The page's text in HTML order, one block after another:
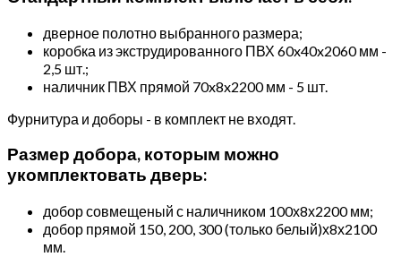
дверное полотно выбранного размера;
коробка из экструдированного ПВХ 60x40x2060 мм -
2,5 шт.;
наличник ПВХ прямой 70x8x2200 мм - 5 шт.
Фурнитура и доборы - в комплект не входят.
Размер добора, которым можно
укомплектовать дверь:
добор совмещеный с наличником 100х8х2200 мм;
добор прямой 150, 200, 300 (только белый)х8х2100
мм.